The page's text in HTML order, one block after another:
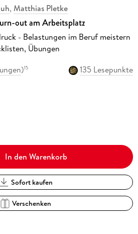
, Matthias Pletke
out am Arbeitsplatz
- Belastungen im Beruf meistern
Übungen
)15
135 Lesepunkte
In den Warenkorb
Sofort kaufen
Verschenken